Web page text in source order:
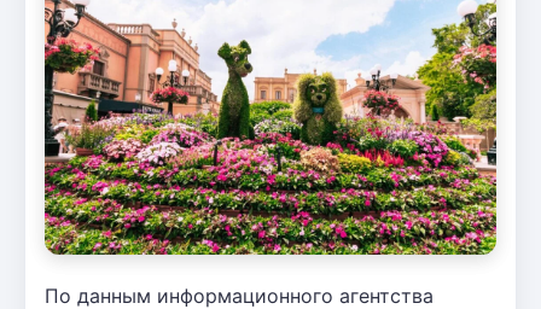
По данным информационного агентства